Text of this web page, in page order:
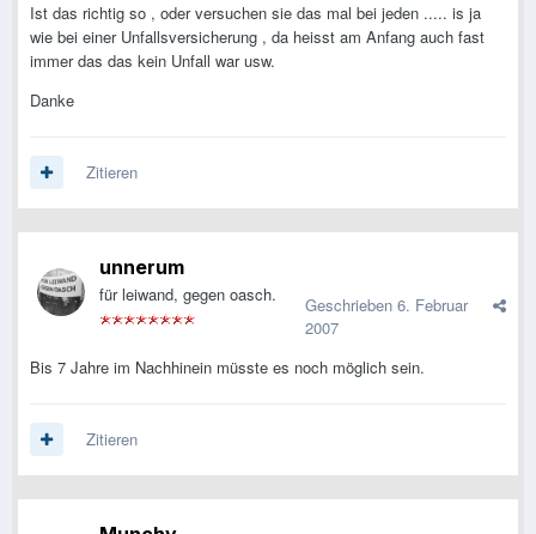
Ist das richtig so , oder versuchen sie das mal bei jeden ..... is ja
wie bei einer Unfallsversicherung , da heisst am Anfang auch fast
immer das das kein Unfall war usw.
Danke
Zitieren
unnerum
für leiwand, gegen oasch. Geschrieben 6. Februar
2007
Bis 7 Jahre im Nachhinein müsste es noch möglich sein.
Zitieren